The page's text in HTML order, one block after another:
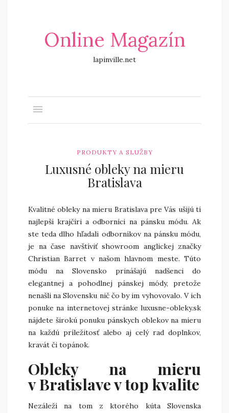
Online Magazín
lapinville.net
PRODUKTY A SLUŽBY
Luxusné obleky na mieru
Bratislava
Kvalitné obleky na mieru Bratislava pre Vás ušijú tí
najlepší krajčíri a odborníci na pánsku módu. Ak
ste teda dlho hľadali odborníkov na pánsku módu,
je na čase navštíviť showroom anglickej značky
Christian Barret v našom hlavnom meste. Túto
módu na Slovensko prinášajú nadšenci do
elegantnej a pohodlnej pánskej módy, pretože
nenašli na Slovensku nič čo by im vyhovovalo. V ich
ponuke na internetovej stránke luxusne-obleky.sk
nájdete širokú ponuku pánskych oblekov na mieru
na každú príležitosť alebo aj celý rad doplnkov,
kravát či topánok.
Obleky na mieru
v Bratislave v top kvalite
Nezáleží na tom z ktorého kúta Slovenska